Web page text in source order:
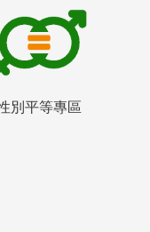
別平等專區